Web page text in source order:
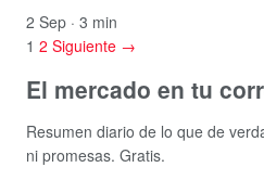
2 Sep · 3 min
1 2 Siguiente →
El mercado en tu
Resumen diario de lo que de
ni promesas. Gratis.